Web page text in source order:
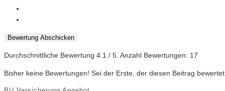
Bewertung Abschicken
Durchschnittliche Bewertung 4.1 / 5. Anzahl Bewertungen: 17
Bisher keine Bewertungen! Sei der Erste, der diesen Beitrag